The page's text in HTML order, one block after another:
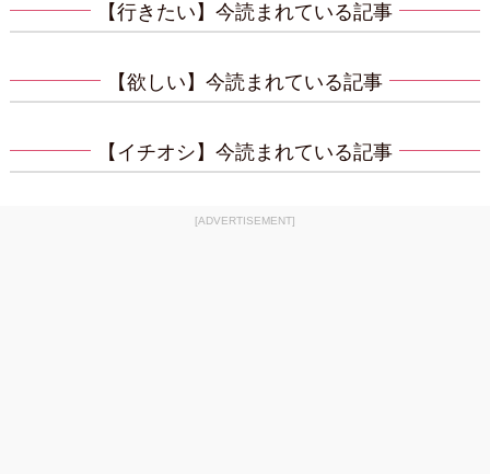
【行きたい】今読まれている記事
【欲しい】今読まれている記事
【イチオシ】今読まれている記事
[ADVERTISEMENT]